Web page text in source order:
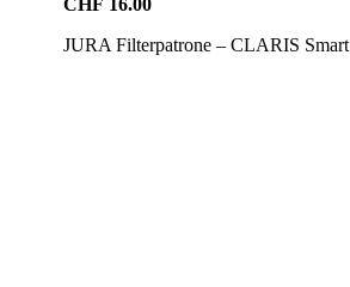
JURA Filterpatrone – CLARIS Smart